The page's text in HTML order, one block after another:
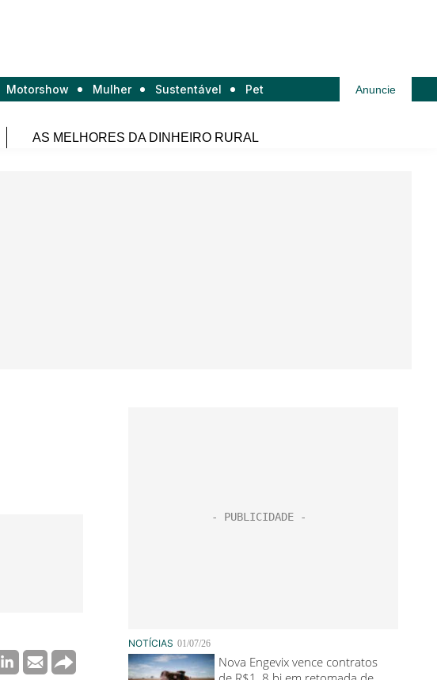
Motorshow Mulher Sustentável Pet Anuncie
AS MELHORES DA DINHEIRO RURAL